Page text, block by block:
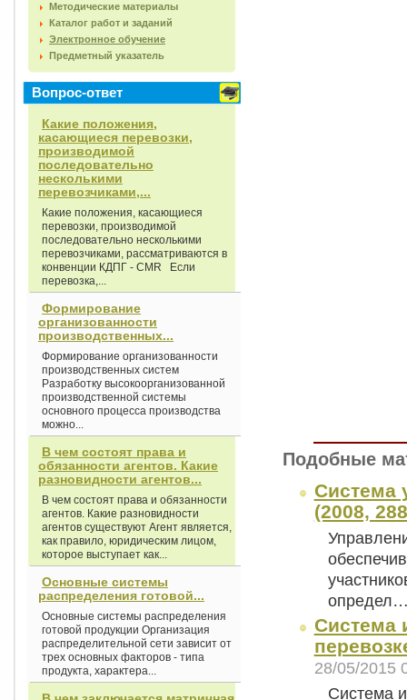
Методические материалы
Каталог работ и заданий
Электронное обучение
Предметный указатель
Вопрос-ответ
Какие положения,
касающиеся перевозки,
производимой
последовательно
несколькими
перевозчиками,...
Какие положения, касающиеся
перевозки, производимой
последовательно несколькими
перевозчиками, рассматриваются в
конвенции КДПГ - CMR Если
перевозка,...
Формирование
организованности
производственных...
Формирование организованности
производственных систем
Разработку высокоорганизованной
производственной системы
основного процесса производства
можно...
В чем состоят права и
обязанности агентов. Какие
разновидности агентов...
В чем состоят права и обязанности
агентов. Какие разновидности
агентов существуют Агент является,
как правило, юридическим лицом,
которое выступает как...
Основные системы
распределения готовой...
Основные системы распределения
готовой продукции Организация
распределительной сети зависит от
трех основных факторов - типа
продукта, характера...
Подобные
Система
(2008,
Система
28/05/2015
Система